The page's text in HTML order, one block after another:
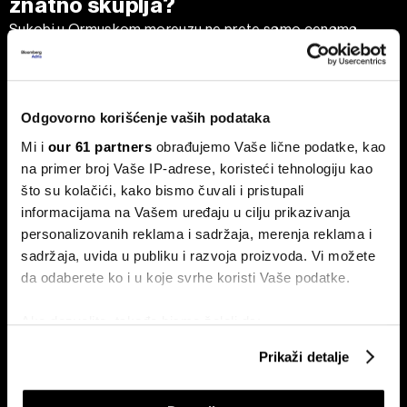
Odgovorno korišćenje vaših podataka
Mi i our 61 partners obrađujemo Vaše lične podatke, kao
na primer broj Vaše IP-adrese, koristeći tehnologiju kao
što su kolačići, kako bismo čuvali i pristupali
informacijama na Vašem uređaju u cilju prikazivanja
personalizovanih reklama i sadržaja, merenja reklama i
sadržaja, uvida u publiku i razvoja proizvoda. Vi možete
da odaberete ko i u koje svrhe koristi Vaše podatke.
Ako dozvolite, takođe bismo želeli da:
Identifikujte svoj uređaj tako što ćete ga aktivno
Prikaži detalje
znatno skuplja?
Sukobi u Ormuskom moreuzu ne prete samo cenama
goriva. Pošto se oko 70 odsto svetskih tekstilnih vlakana
proizvodi od nafte, posledice krize mogle bi da stignu i do
naših ormara – od brze mode sa platformi Shein i Temu, do
Dr Stefan Jerotić: Težak nije
Tržište nekretnina u Dubaiju
investirati